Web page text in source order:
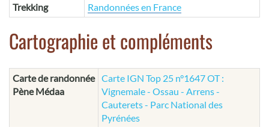
Trekking
Randonnées en France
Cartographie et compléments
Carte de randonnée
Pène Médaa
Carte IGN Top 25 n°1647 OT :
Vignemale - Ossau - Arrens -
Cauterets - Parc National des
Pyrénées